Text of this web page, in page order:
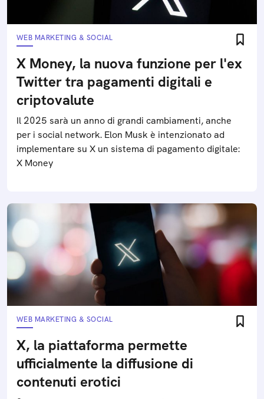
WEB MARKETING & SOCIAL
X Money, la nuova funzione per l'ex
Twitter tra pagamenti digitali e
criptovalute
Il 2025 sarà un anno di grandi cambiamenti, anche
per i social network. Elon Musk è intenzionato ad
implementare su X un sistema di pagamento digitale:
X Money
WEB MARKETING & SOCIAL
X, la piattaforma permette
ufficialmente la diffusione di
contenuti erotici